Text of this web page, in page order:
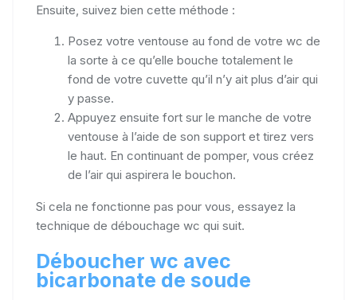
Ensuite, suivez bien cette méthode :
Posez votre ventouse au fond de votre wc de
la sorte à ce qu’elle bouche totalement le
fond de votre cuvette qu’il n’y ait plus d’air qui
y passe.
Appuyez ensuite fort sur le manche de votre
ventouse à l’aide de son support et tirez vers
le haut. En continuant de pomper, vous créez
de l’air qui aspirera le bouchon.
Si cela ne fonctionne pas pour vous, essayez la
technique de débouchage wc qui suit.
Déboucher wc avec
bicarbonate de soude